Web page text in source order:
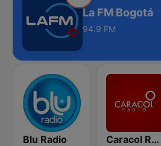
La FM Bogotá
94.9 FM
Blu Radio Caracol Radio